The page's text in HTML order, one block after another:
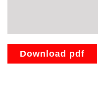
Download pdf